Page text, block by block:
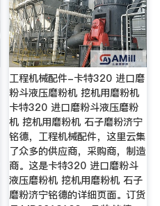
工程机械配件-卡特320 进口磨
粉斗液压磨粉机 挖机用磨粉机
卡特320 进口磨粉斗液压磨粉
机 挖机用磨粉机 石子磨粉济宁
铭德，工程机械配件，这里云集
了众多的供应商，采购商，制造
商。这是卡特320 进口磨粉斗
液压磨粉机 挖机用磨粉机 石子
磨粉济宁铭德的详细页面。订货